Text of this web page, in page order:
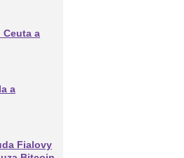
Ceuta a
a
Fialovy